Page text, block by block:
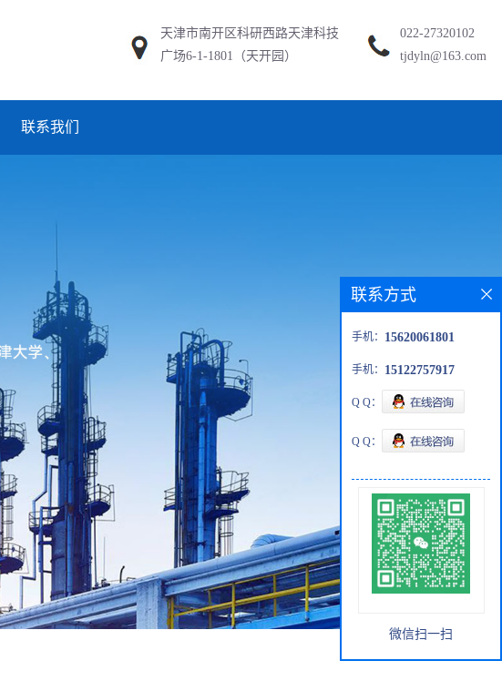
天津市南开区科研西路天津科技
广场6-1-1801（天开园）
022-27320102
tjdyln@163.com
联系我们
联系方式
手机： 15620061801
手机： 15122757917
Q Q：
Q Q：
微信扫一扫